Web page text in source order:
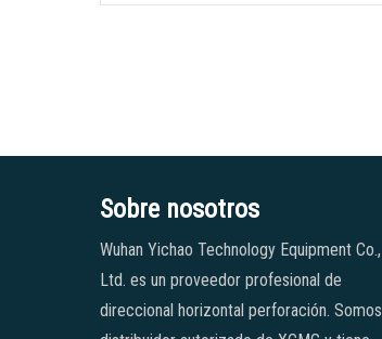
Sobre nosotros
Wuhan Yichao Technology Equipment Co.,
Ltd. es un proveedor profesional de
direccional horizontal perforación. Somos